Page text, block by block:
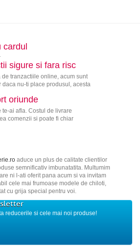
cardul
sigure si fara risc
tranzactiile online, acum sunt
daca nu-ti place produsul, acesta
oriunde
ai afla. Costul de livrare
comenzii si poate fi chiar
aduce un plus de calitate clientilor
semnificativ imbunatatita. Multumim
ni l-ati oferit pana acum si va invitam
cele mai frumoase modele de chiloti,
cu grija special pentru voi.
reducerile si cele mai noi produse!